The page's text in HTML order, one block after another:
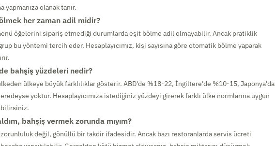
yapmanıza olanak tanır.
her zaman adil midir?
öğelerini sipariş etmediği durumlarda eşit bölme adil olmayabilir. Ancak pratiklik
bu yöntemi tercih eder. Hesaplayıcımız, kişi sayısına göre otomatik bölme yaparak
bahşiş yüzdeleri nedir?
ülkeye büyük farklılıklar gösterir. ABD'de %18-22, İngiltere'de %10-15, Japonya'da
yoktur. Hesaplayıcımıza istediğiniz yüzdeyi girerek farklı ülke normlarına uygun
bahşiş vermek zorunda mıyım?
değil, gönüllü bir takdir ifadesidir. Ancak bazı restoranlarda servis ücreti